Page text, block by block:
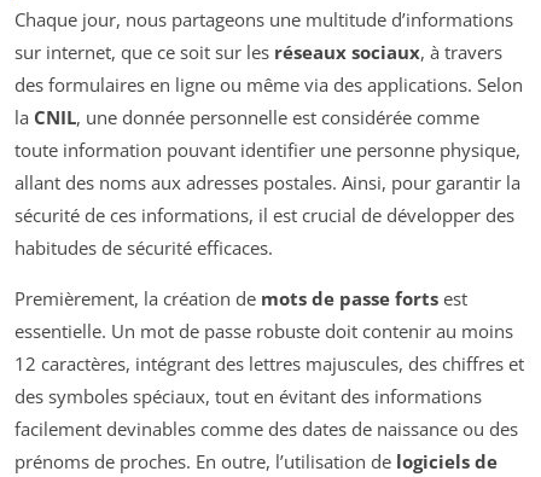
Chaque jour, nous partageons une multitude d’informations
sur internet, que ce soit sur les réseaux sociaux, à travers
des formulaires en ligne ou même via des applications. Selon
la CNIL, une donnée personnelle est considérée comme
toute information pouvant identifier une personne physique,
allant des noms aux adresses postales. Ainsi, pour garantir la
sécurité de ces informations, il est crucial de développer des
habitudes de sécurité efficaces.
Premièrement, la création de mots de passe forts est
essentielle. Un mot de passe robuste doit contenir au moins
12 caractères, intégrant des lettres majuscules, des chiffres et
des symboles spéciaux, tout en évitant des informations
facilement devinables comme des dates de naissance ou des
prénoms de proches. En outre, l’utilisation de logiciels de